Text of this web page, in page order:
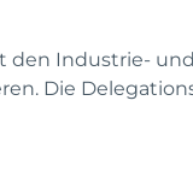
Industrie-
Die